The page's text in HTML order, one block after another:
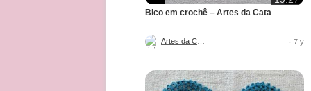
Bico em crochê – Artes da Cata
· 7 y